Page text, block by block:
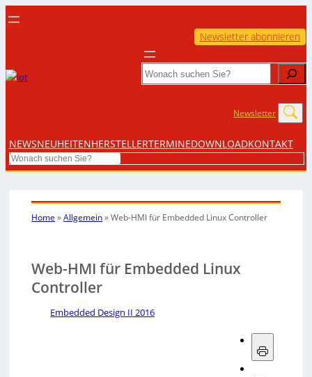
Newsletter abonnieren
Search
Newsletter
NEWSNEUHEITENHERSTELLERTERMINEDOWNLOADKONTAKT
Search
Home »Allgemein»Web-HMI für Embedded Linux Controller
Web-HMI für Embedded Linux
Controller
Embedded Design II 2016